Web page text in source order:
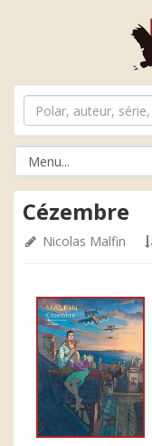
Cézembre
Nicolas Malfin